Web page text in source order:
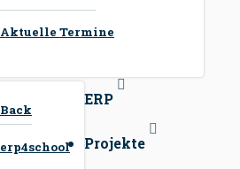
Aktuelle Termine
ERP
Back
erp4school Projekte